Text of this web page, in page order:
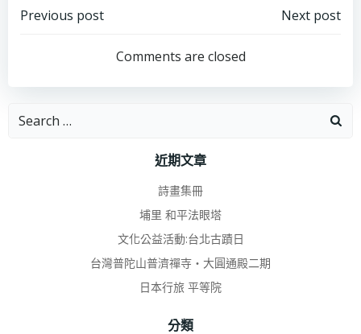
Post
navigation
Previous post
navigation
Next post
Comments are closed
Search
近期文章
詩畫集冊
埔里 和平法眼塔
文化公益活動:台北古蹟日
台灣普陀山普濟禪寺‧大圓通殿二期
日本行旅 平等院
分類